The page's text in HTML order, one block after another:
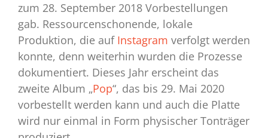
zum 28. September 2018 Vorbestellungen
gab. Ressourcenschonende, lokale
Produktion, die auf Instagram verfolgt werden
konnte, denn weiterhin wurden die Prozesse
dokumentiert. Dieses Jahr erscheint das
zweite Album „Pop“, das bis 29. Mai 2020
vorbestellt werden kann und auch die Platte
wird nur einmal in Form physischer Tonträger